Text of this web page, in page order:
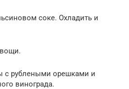
соке. Охладить и
с рублеными орешками и
винограда.